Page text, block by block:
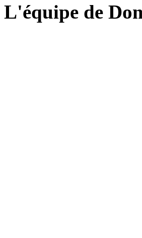
L'équipe de